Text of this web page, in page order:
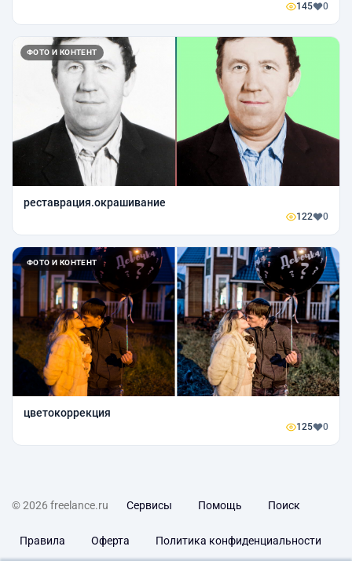
145 0
ФОТО И КОНТЕНТ
реставрация.окрашивание
122 0
ФОТО И КОНТЕНТ
цветокоррекция
125 0
© 2026 freelance.ru Сервисы Помощь Поиск
Правила Оферта Политика конфиденциальности